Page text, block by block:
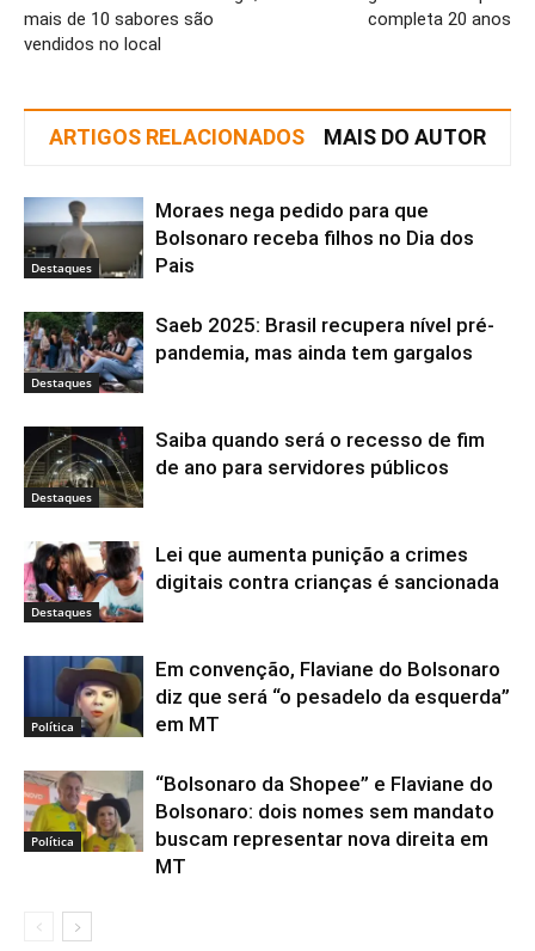
mais de 10 sabores são
vendidos no local
completa 20 anos
ARTIGOS RELACIONADOS MAIS DO AUTOR
Destaques
Moraes nega pedido para que
Bolsonaro receba filhos no Dia dos
Pais
Destaques
Saeb 2025: Brasil recupera nível pré-
pandemia, mas ainda tem gargalos
Destaques
Saiba quando será o recesso de fim
de ano para servidores públicos
Destaques
Lei que aumenta punição a crimes
digitais contra crianças é sancionada
Política
Em convenção, Flaviane do Bolsonaro
diz que será “o pesadelo da esquerda”
em MT
Política
“Bolsonaro da Shopee” e Flaviane do
Bolsonaro: dois nomes sem mandato
buscam representar nova direita em
MT